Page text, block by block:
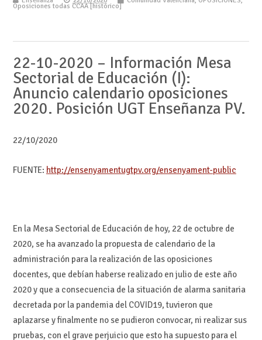
Oposiciones todas CCAA [histórico]
22-10-2020 – Información Mesa
Sectorial de Educación (I):
Anuncio calendario oposiciones
2020. Posición UGT Enseñanza PV.
22/10/2020
FUENTE: http://ensenyamentugtpv.org/ensenyament-public
En la Mesa Sectorial de Educación de hoy, 22 de octubre de
2020, se ha avanzado la propuesta de calendario de la
administración para la realización de las oposiciones
docentes, que debían haberse realizado en julio de este año
2020 y que a consecuencia de la situación de alarma sanitaria
decretada por la pandemia del COVID19, tuvieron que
aplazarse y finalmente no se pudieron convocar, ni realizar sus
pruebas, con el grave perjuicio que esto ha supuesto para el